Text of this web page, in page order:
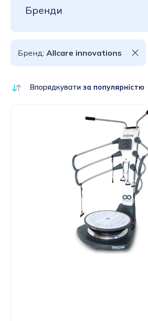
Бренди
Бренд: Allcare innovations
Впорядкувати за популярністю